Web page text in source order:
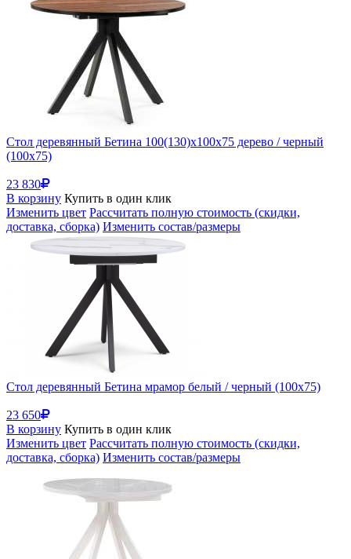
Стол деревянный Бетина 100(130)х100х75 дерево / черный
(100x75)
23 830
В корзину Купить в один клик
Изменить цвет Рассчитать полную стоимость (скидки,
доставка, сборка) Изменить состав/размеры
Стол деревянный Бетина мрамор белый / черный (100x75)
23 650
В корзину Купить в один клик
Изменить цвет Рассчитать полную стоимость (скидки,
доставка, сборка) Изменить состав/размеры